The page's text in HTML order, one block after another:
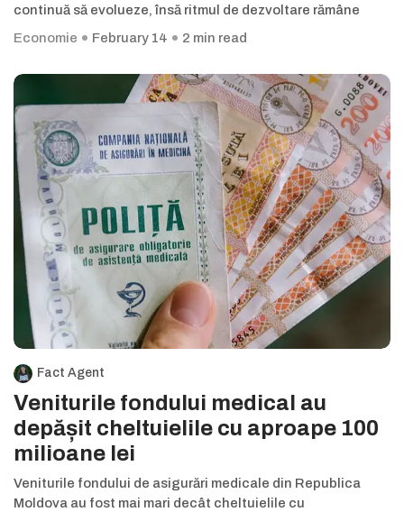
continuă să evolueze, însă ritmul de dezvoltare rămâne
Economie
February 14 2 min read
Fact Agent
Veniturile fondului medical au
depășit cheltuielile cu aproape 100
milioane lei
Veniturile fondului de asigurări medicale din Republica
Moldova au fost mai mari decât cheltuielile cu